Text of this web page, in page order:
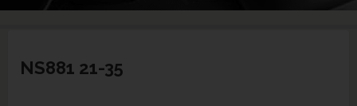
NS881 21-35